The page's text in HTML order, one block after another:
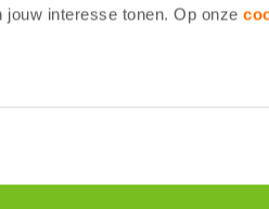
interesse tonen. Op onze